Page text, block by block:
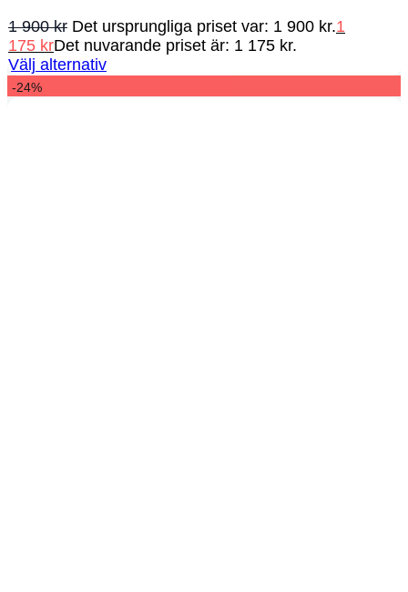
1 900kr Det ursprungliga priset var: 1 900 kr.1
175 krDet nuvarande priset är: 1 175 kr.
Välj alternativ
-24%